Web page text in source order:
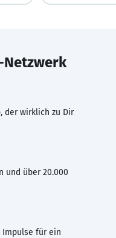
Netzwerk
der wirklich zu Dir
und über 20.000
Impulse für ein